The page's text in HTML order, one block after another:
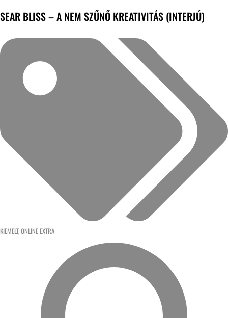
SEAR BLISS – A NEM SZŰNŐ KREATIVITÁS (INTERJÚ)
KIEMELT,ONLINE EXTRA